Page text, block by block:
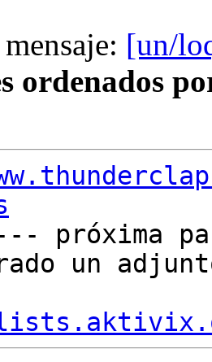
[un/
ordenados
próxima
un